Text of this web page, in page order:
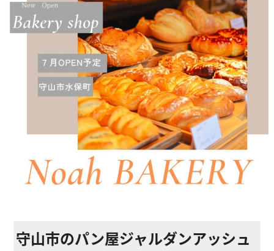
守山市のパン屋ジャルダンアッシュ
オンライン問診
体幹トレーニング
骨盤矯正・姿勢矯正
アスリートスリープコーチ
オンライン整体